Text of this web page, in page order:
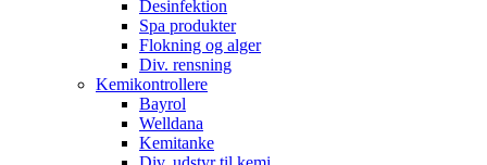
Desinfektion
Spa produkter
Flokning og alger
Div. rensning
Kemikontrollere
Bayrol
Welldana
Kemitanke